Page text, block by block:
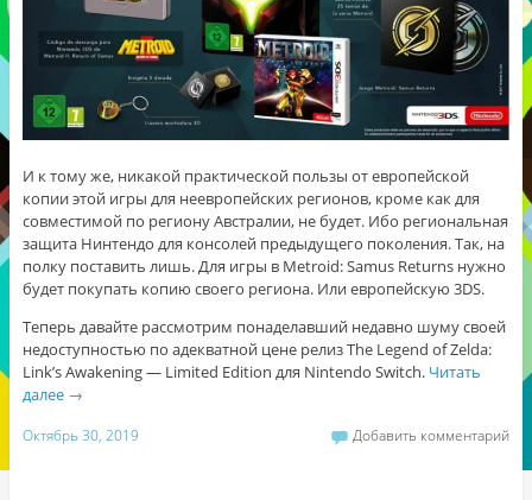
И к тому же, никакой практической пользы от европейской
копии этой игры для неевропейских регионов, кроме как для
совместимой по региону Австралии, не будет. Ибо региональная
защита Нинтендо для консолей предыдущего поколения. Так, на
полку поставить лишь. Для игры в Metroid: Samus Returns нужно
будет покупать копию своего региона. Или европейскую 3DS.
Теперь давайте рассмотрим понаделавший недавно шуму своей
недоступностью по адекватной цене релиз The Legend of Zelda:
Link’s Awakening — Limited Edition для Nintendo Switch. Читать
далее →
Октябрь 30, 2019 Добавить комментарий